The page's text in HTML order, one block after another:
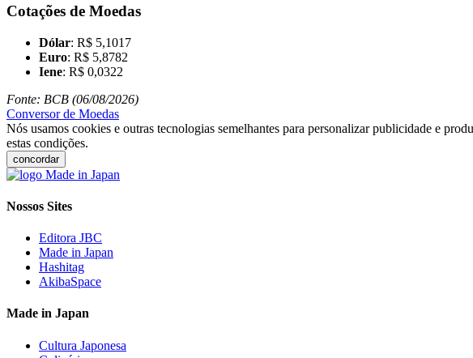
Cotações de Moedas
Dólar: R$ 5,1017
Euro: R$ 5,8782
Iene: R$ 0,0322
Fonte: BCB (06/08/2026)
Conversor de Moedas
Nós usamos cookies e outras tecnologias semelhantes para personalizar publicidade e
estas condições.
concordar
Nossos Sites
Editora JBC
Made in Japan
Hashitag
AkibaSpace
Made in Japan
Cultura Japonesa